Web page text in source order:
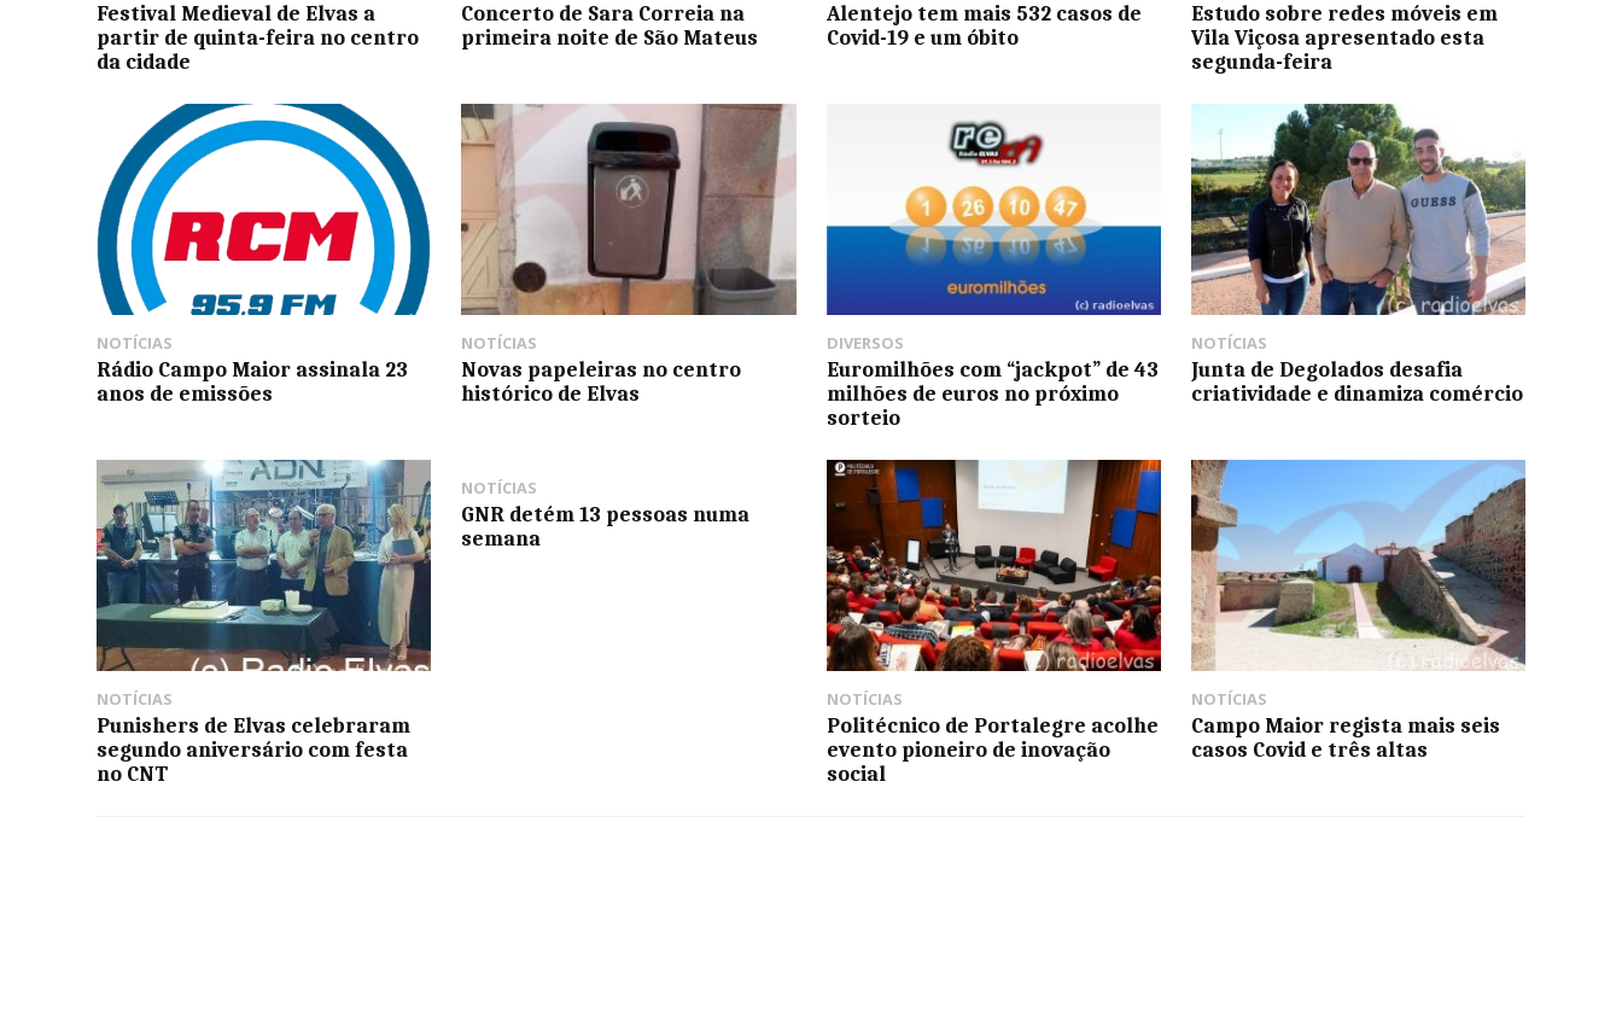
Festival Medieval de Elvas a
partir de quinta-feira no centro
da cidade
Concerto de Sara Correia na
primeira noite de São Mateus
Alentejo tem mais 532 casos de
Covid-19 e um óbito
Estudo sobre redes móveis em
Vila Viçosa apresentado esta
segunda-feira
NOTÍCIAS
Rádio Campo Maior assinala 23
anos de emissões
NOTÍCIAS
Novas papeleiras no centro
histórico de Elvas
DIVERSOS
Euromilhões com “jackpot” de 43
milhões de euros no próximo
sorteio
NOTÍCIAS
Junta de Degolados desafia
criatividade e dinamiza comércio
NOTÍCIAS
Punishers de Elvas celebraram
segundo aniversário com festa
no CNT
NOTÍCIAS
GNR detém 13 pessoas numa
semana
NOTÍCIAS
Politécnico de Portalegre acolhe
evento pioneiro de inovação
social
NOTÍCIAS
Campo Maior regista mais seis
casos Covid e três altas